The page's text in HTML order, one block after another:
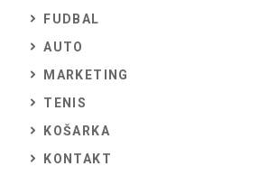
FUDBAL
AUTO
MARKETING
TENIS
KOŠARKA
KONTAKT